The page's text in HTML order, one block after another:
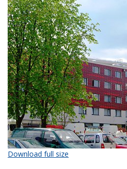
Download full size